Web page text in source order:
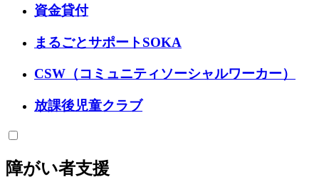
資金貸付
まるごとサポートSOKA
CSW（コミュニティソーシャルワーカー）
放課後児童クラブ
障がい者支援